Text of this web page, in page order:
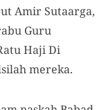
Amir Sutaarga,
Guru
Haji Di
mereka.